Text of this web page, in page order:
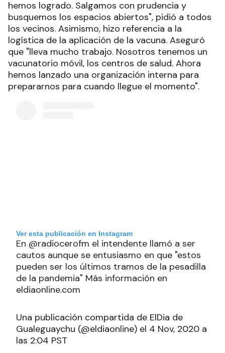
hemos logrado. Salgamos con prudencia y
busquemos los espacios abiertos", pidió a todos
los vecinos. Asimismo, hizo referencia a la
logística de la aplicación de la vacuna. Aseguró
que "lleva mucho trabajo. Nosotros tenemos un
vacunatorio móvil, los centros de salud. Ahora
hemos lanzado una organización interna para
prepararnos para cuando llegue el momento".
Ver esta publicación en Instagram
En @radiocerofm el intendente llamó a ser
cautos aunque se entusiasmo en que "estos
pueden ser los últimos tramos de la pesadilla
de la pandemia" Más información en
eldiaonline.com
Una publicación compartida de ElDia de
Gualeguaychu (@eldiaonline) el 4 Nov, 2020 a
las 2:04 PST